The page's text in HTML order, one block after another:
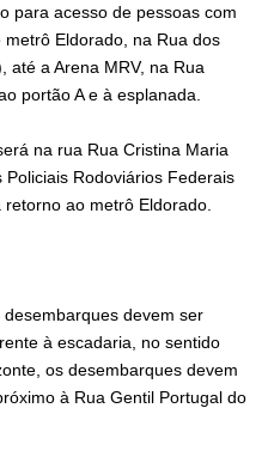
para acesso de pessoas com
Eldorado, na Rua dos
até a Arena MRV, na Rua
portão A e à esplanada.
na rua Rua Cristina Maria
Rodoviários Federais
ao metrô Eldorado.
devem ser
à escadaria, no sentido
os desembarques devem
à Rua Gentil Portugal do